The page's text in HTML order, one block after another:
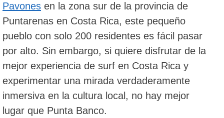
Pavones en la zona sur de la provincia de
Puntarenas en Costa Rica, este pequeño
pueblo con solo 200 residentes es fácil pasar
por alto. Sin embargo, si quiere disfrutar de la
mejor experiencia de surf en Costa Rica y
experimentar una mirada verdaderamente
inmersiva en la cultura local, no hay mejor
lugar que Punta Banco.